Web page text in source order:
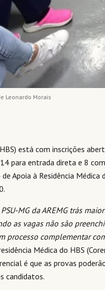
Leonardo Morais
está com inscrições
para entrada direta e 8
Apoia à Residência Médica
MG da AREMG trás
as vagas não são
processo complementar
Médica do HBS
é que as provas
candidatos.